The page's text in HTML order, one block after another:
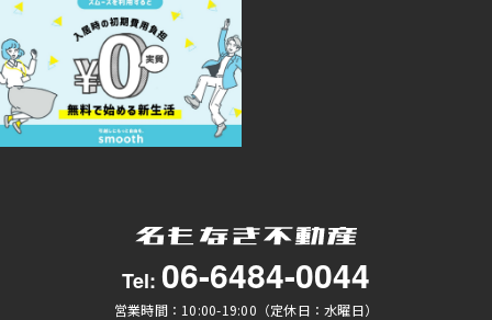
Tel: 06-6484-0044
営業時間：10:00-19:00（定休日：水曜日）